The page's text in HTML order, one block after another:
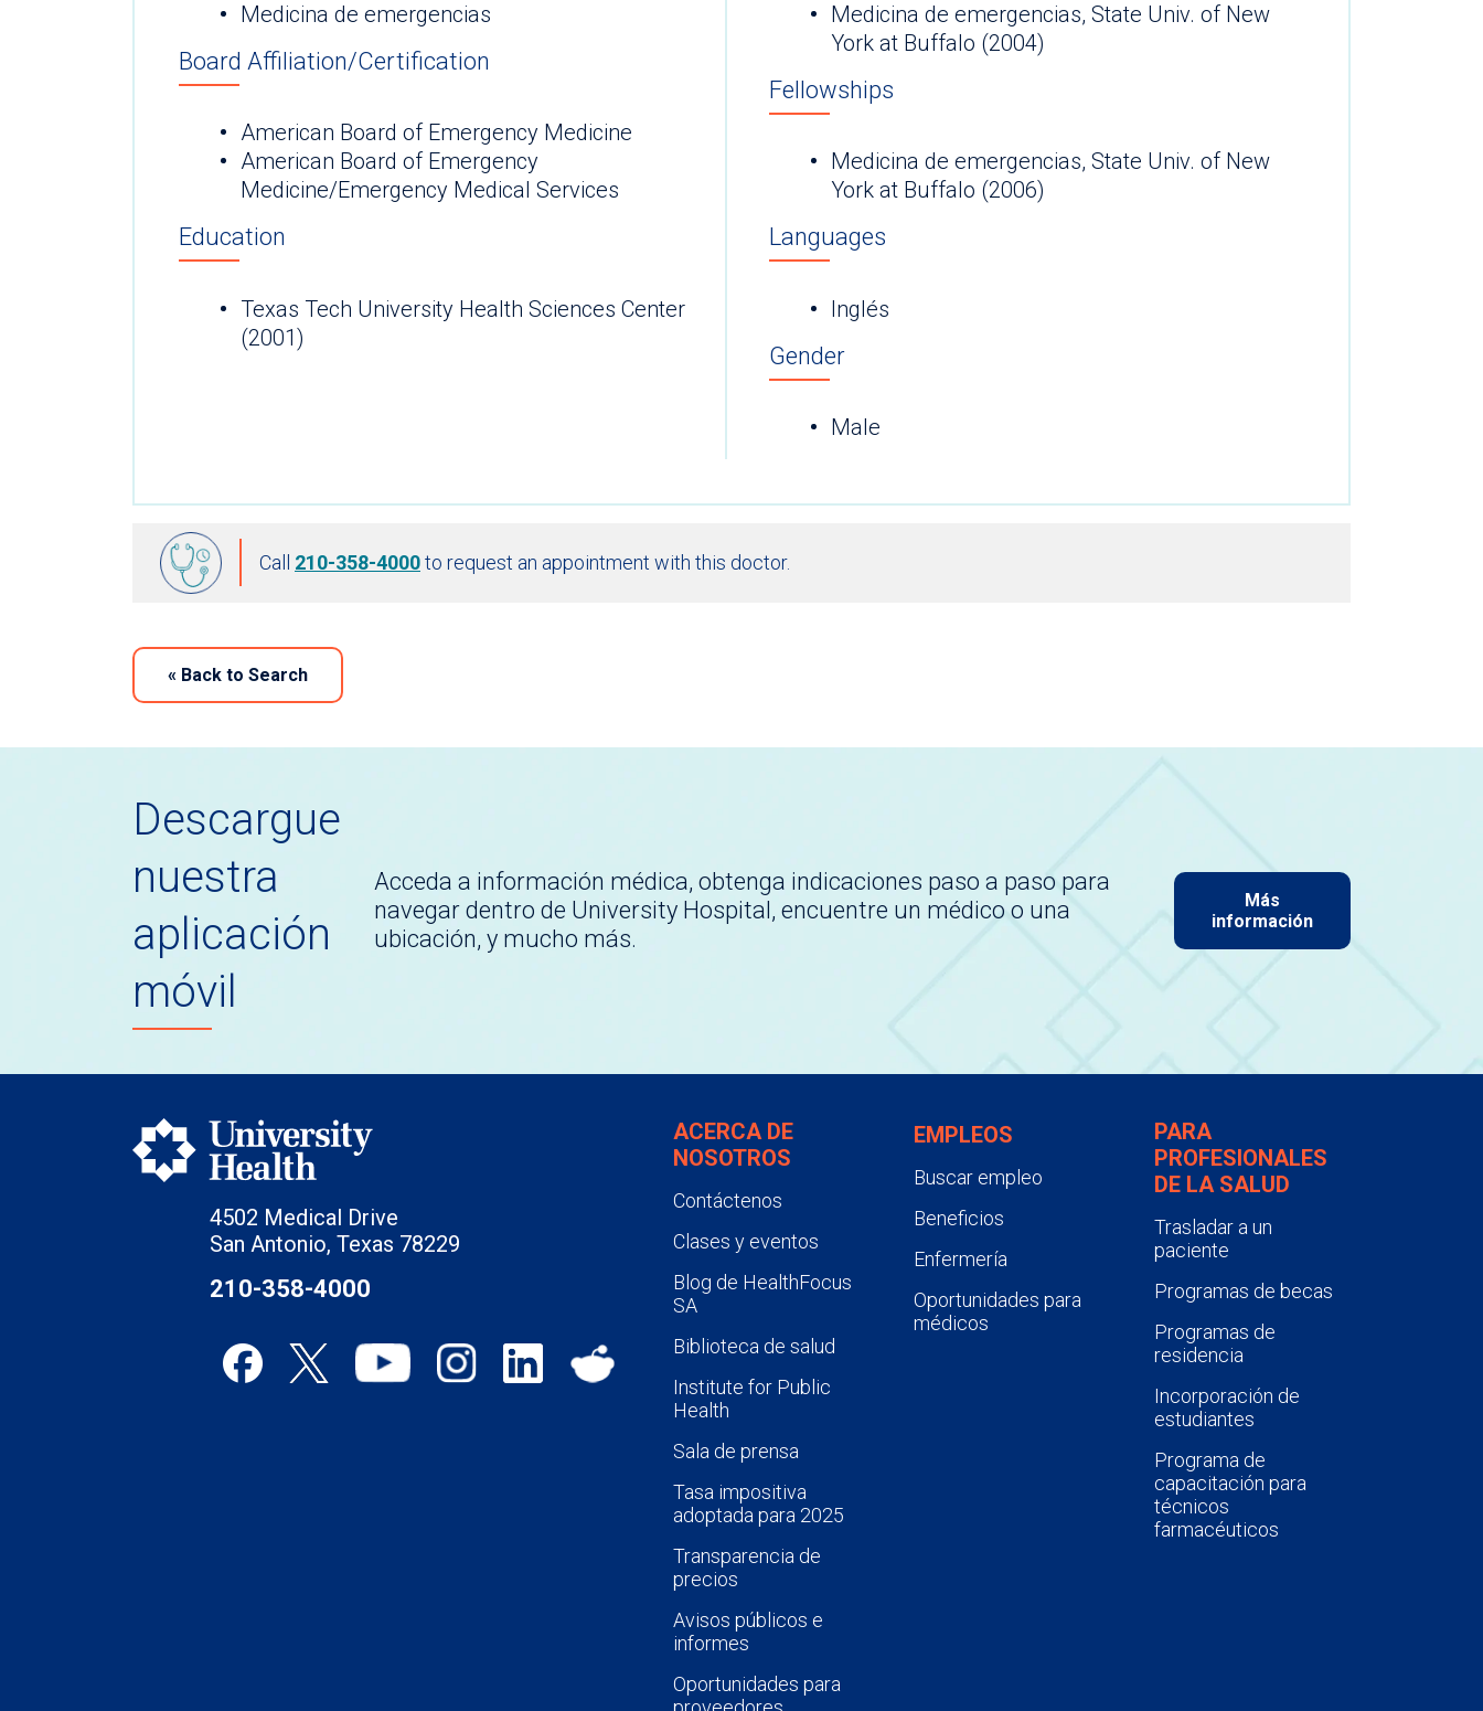
Medicina de emergencias
Board Affiliation/Certification
American Board of Emergency Medicine
American Board of Emergency
Medicine/Emergency Medical Services
Education
Texas Tech University Health Sciences Center
(2001)
Medicina de emergencias, State Univ. of New
York at Buffalo (2004)
Fellowships
Medicina de emergencias, State Univ. of New
York at Buffalo (2006)
Languages
Inglés
Gender
Male
Call 210-358-4000to request an appointment with this doctor.
« Back to Search
Descargue
nuestra
aplicación
móvil
Acceda a información médica, obtenga indicaciones paso a paso para
navegar dentro de University Hospital, encuentre un médico o una
ubicación, y mucho más.
Más
información
4502 Medical Drive
San Antonio, Texas 78229
210-358-4000
ACERCA DE
NOSOTROS
Contáctenos
Clases y eventos
Blog de HealthFocus
SA
Biblioteca de salud
Institute for Public
Health
Sala de prensa
Tasa impositiva
adoptada para 2025
Transparencia de
precios
Avisos públicos e
informes
Oportunidades para
EMPLEOS
Buscar empleo
Beneficios
Enfermería
Oportunidades para
médicos
PARA
PROFESIONALES
DE LA SALUD
Trasladar a un
paciente
Programas de becas
Programas de
residencia
Incorporación de
estudiantes
Programa de
capacitación para
técnicos
farmacéuticos